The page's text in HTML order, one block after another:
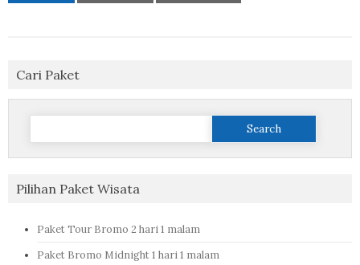
Cari Paket
Search
Pilihan Paket Wisata
Paket Tour Bromo 2 hari 1 malam
Paket Bromo Midnight 1 hari 1 malam